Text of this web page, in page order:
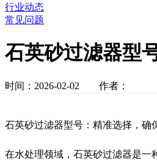
行业动态
常见问题
石英砂过滤器型
时间：2026-02-02 作者：
石英砂过滤器型号：精准选择，确
在水处理领域，石英砂过滤器是一